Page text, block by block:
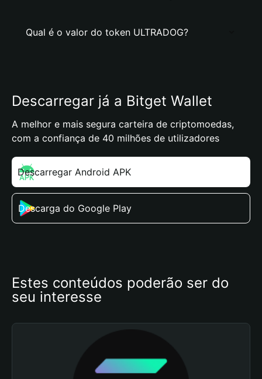
Qual é o valor do token ULTRADOG?
Descarregar já a Bitget Wallet
A melhor e mais segura carteira de criptomoedas,
com a confiança de 40 milhões de utilizadores
Descarregar Android APK
Descarga do Google Play
Estes conteúdos poderão ser do
seu interesse